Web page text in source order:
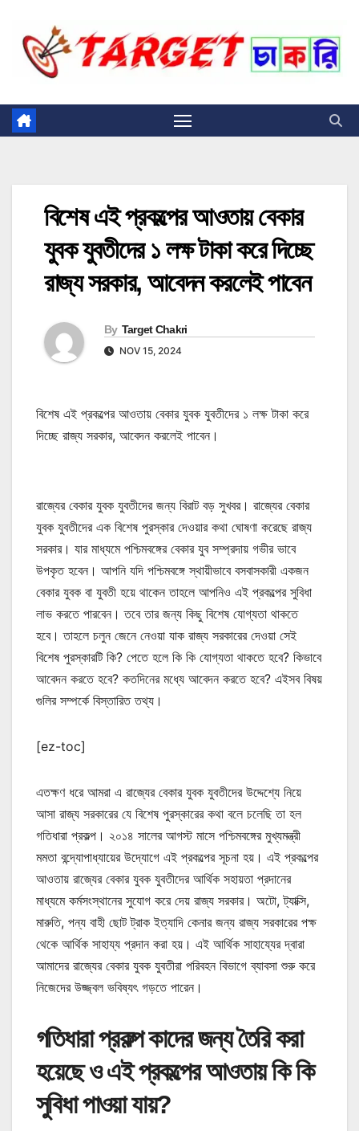
content
বিশেষ এই প্রকল্পের আওতায় বেকার
যুবক যুবতীদের ১ লক্ষ টাকা করে দিচ্ছে
রাজ্য সরকার, আবেদন করলেই পাবেন
By Target Chakri
NOV 15, 2024
বিশেষ এই প্রকল্পের আওতায় বেকার যুবক যুবতীদের ১ লক্ষ টাকা করে
দিচ্ছে রাজ্য সরকার, আবেদন করলেই পাবেন।
রাজ্যের বেকার যুবক যুবতীদের জন্য বিরাট বড় সুখবর। রাজ্যের বেকার
যুবক যুবতীদের এক বিশেষ পুরস্কার দেওয়ার কথা ঘোষণা করেছে রাজ্য
সরকার। যার মাধ্যমে পশ্চিমবঙ্গের বেকার যুব সম্প্রদায় গভীর ভাবে
উপকৃত হবেন। আপনি যদি পশ্চিমবঙ্গে স্থায়ীভাবে বসবাসকারী একজন
বেকার যুবক বা যুবতী হয়ে থাকেন তাহলে আপনিও এই প্রকল্পের সুবিধা
লাভ করতে পারবেন। তবে তার জন্য কিছু বিশেষ যোগ্যতা থাকতে
হবে। তাহলে চলুন জেনে নেওয়া যাক রাজ্য সরকারের দেওয়া সেই
বিশেষ পুরস্কারটি কি? পেতে হলে কি কি যোগ্যতা থাকতে হবে? কিভাবে
আবেদন করতে হবে? কতদিনের মধ্যে আবেদন করতে হবে? এইসব বিষয়
গুলির সম্পর্কে বিস্তারিত তথ্য।
[ez-toc]
এতক্ষণ ধরে আমরা এ রাজ্যের বেকার যুবক যুবতীদের উদ্দেশ্যে নিয়ে
আসা রাজ্য সরকারের যে বিশেষ পুরস্কারের কথা বলে চলেছি তা হল
গতিধারা প্রকল্প। ২০১৪ সালের আগস্ট মাসে পশ্চিমবঙ্গের মুখ্যমন্ত্রী
মমতা বন্দ্যোপাধ্যায়ের উদ্যোগে এই প্রকল্পের সূচনা হয়। এই প্রকল্পের
আওতায় রাজ্যের বেকার যুবক যুবতীদের আর্থিক সহায়তা প্রদানের
মাধ্যমে কর্মসংস্থানের সুযোগ করে দেয় রাজ্য সরকার। অটো, ট্যাক্সি,
মারুতি, পন্য বাহী ছোট ট্রাক ইত্যাদি কেনার জন্য রাজ্য সরকারের পক্ষ
থেকে আর্থিক সাহায্য প্রদান করা হয়। এই আর্থিক সাহায্যের দ্বারা
আমাদের রাজ্যের বেকার যুবক যুবতীরা পরিবহন বিভাগে ব্যাবসা শুরু করে
নিজেদের উজ্জ্বল ভবিষ্যৎ গড়তে পারেন।
গতিধারা প্রকল্প কাদের জন্য তৈরি করা
হয়েছে ও এই প্রকল্পের আওতায় কি কি
সুবিধা পাওয়া যায়?